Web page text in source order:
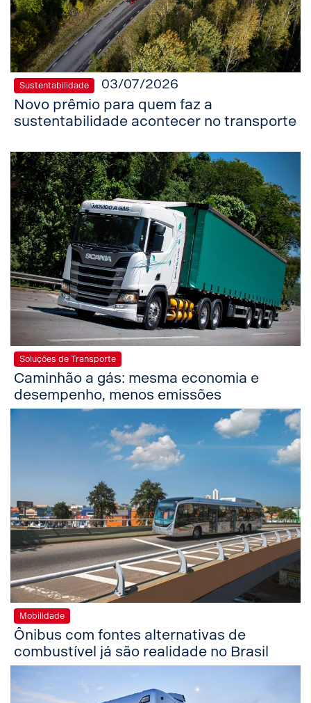
Sustentabilidade 03/07/2026
Novo prêmio para quem faz a
sustentabilidade acontecer no transporte
Soluções de Transporte
Caminhão a gás: mesma economia e
desempenho, menos emissões
Mobilidade
Ônibus com fontes alternativas de
combustível já são realidade no Brasil